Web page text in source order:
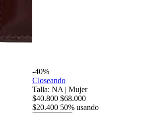
-40%
Closeando
Talla: NA | Mujer
$40.800 $68.000
$20.400 50% usando